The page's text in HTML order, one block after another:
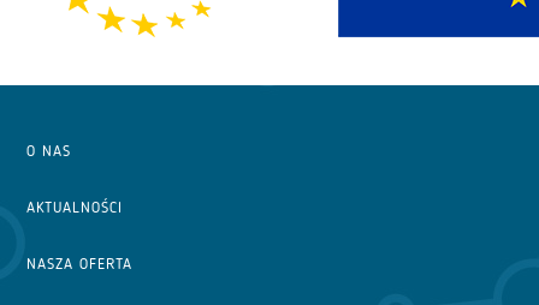
O NAS
AKTUALNOŚCI
NASZA OFERTA